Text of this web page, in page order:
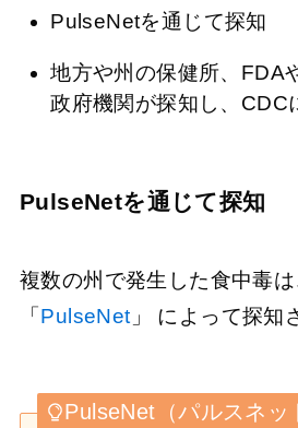
PulseNetを通じて探知
地方や州の保健所、FDA
政府機関が探知し、CDC
PulseNetを通じて探知
複数の州で発生した食中毒は
「 PulseNet」 によって探知
PulseNet（パルスネッ